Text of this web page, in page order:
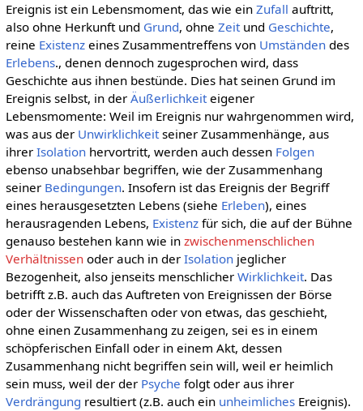
Ereignis ist ein Lebensmoment, das wie ein Zufall auftritt,
also ohne Herkunft und Grund, ohne Zeitund Geschichte,
reine Existenzeines Zusammentreffens von Umständendes
Erlebens., denen dennoch zugesprochen wird, dass
Geschichte aus ihnen bestünde. Dies hat seinen Grund im
Ereignis selbst, in der Äußerlichkeiteigener
Lebensmomente: Weil im Ereignis nur wahrgenommen wird,
was aus der Unwirklichkeitseiner Zusammenhänge, aus
ihrer Isolationhervortritt, werden auch dessen Folgen
ebenso unabsehbar begriffen, wie der Zusammenhang
seiner Bedingungen. Insofern ist das Ereignis der Begriff
eines herausgesetzten Lebens (siehe Erleben), eines
herausragenden Lebens, Existenzfür sich, die auf der Bühne
genauso bestehen kann wie in zwischenmenschlichen
Verhältnissenoder auch in der Isolationjeglicher
Bezogenheit, also jenseits menschlicher Wirklichkeit. Das
betrifft z.B. auch das Auftreten von Ereignissen der Börse
oder der Wissenschaften oder von etwas, das geschieht,
ohne einen Zusammenhang zu zeigen, sei es in einem
schöpferischen Einfall oder in einem Akt, dessen
Zusammenhang nicht begriffen sein will, weil er heimlich
sein muss, weil der der Psyche folgt oder aus ihrer
Verdrängung resultiert (z.B. auch ein unheimlichesEreignis).